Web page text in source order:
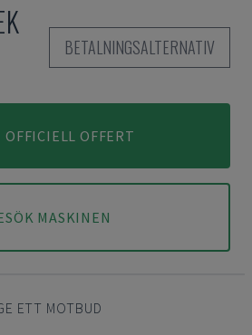
BETALNINGSALTERNATIV
OFFICIELL OFFERT
MASKINEN
ETT MOTBUD